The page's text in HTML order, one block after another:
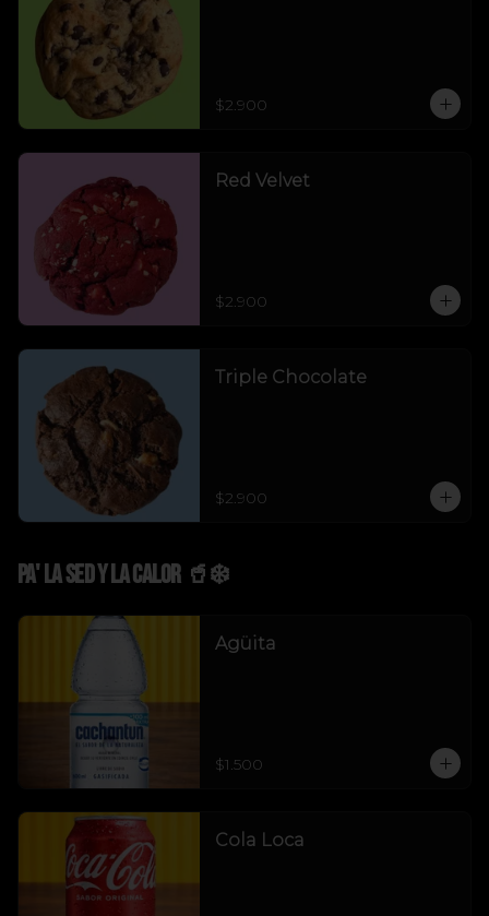
$2.900
Red Velvet
$2.900
Triple Chocolate
$2.900
Pa' La Sed y La Calor 🥤❄️
Agüita
$1.500
Cola Loca